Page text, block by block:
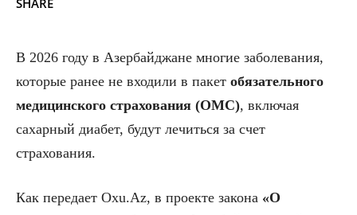
В 2026 году в Азербайджане многие заболевания,
которые ранее не входили в пакет обязательного
медицинского страхования (ОМС), включая
сахарный диабет, будут лечиться за счет
страхования.
Как передает Oxu.Az, в проекте закона «О